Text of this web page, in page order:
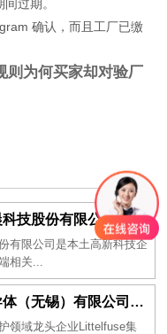
过期。
确认，而且工厂已缴
则为何买家却对验厂
祝贺中山蓝晨科技股份有限公司2026年一次性成功通过BSCI验厂-B级
有限公司是本土高新科技企
相关...
祝贺力特半导体（无锡）有限公司2026年一次性成功通过RBA-VAP认证审核并取得170.2分
领域龙头企业Littelfuse集